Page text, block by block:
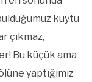
kuytu
çıkmaz,
Bu küçük ama
yaptığımız